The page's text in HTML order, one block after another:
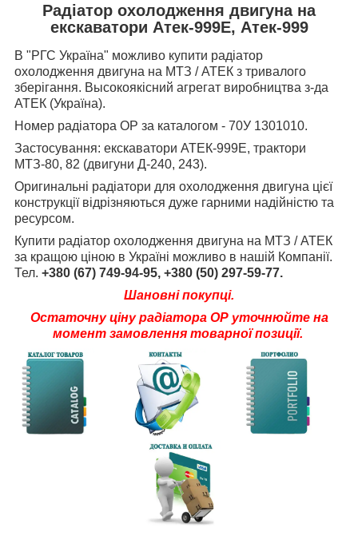
Радіатор охолодження двигуна на
екскаватори Атек-999Е, Атек-999
В "РГС Україна" можливо купити радіатор
охолодження двигуна на МТЗ / АТЕК з тривалого
зберігання. Высокоякісний агрегат виробництва з-да
АТЕК (Україна).
Номер радіатора ОР за каталогом - 70У 1301010.
Застосування: екскаватори АТЕК-999Е, трактори
МТЗ-80, 82 (двигуни Д-240, 243).
Оригинальні радіатори для охолодження двигуна цієї
конструкції відрізняються дуже гарними надійністю та
ресурсом.
Купити радіатор охолодження двигуна на МТЗ / АТЕК
за кращою ціною в Україні можливо в нашій Компанії.
Тел. +380 (67) 749-94-95, +380 (50) 297-59-77.
Шановні покупці.
Остаточну ціну радіатора ОР уточнюйте на
момент замовлення товарної позиції.